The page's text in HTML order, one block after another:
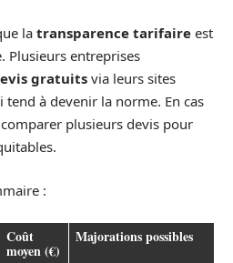
la transparence tarifaire est
Plusieurs entreprises
gratuitsvia leurs sites
à devenir la norme. En cas
plusieurs devis pour
:
Coût
moyen (€)
Majorations possibles